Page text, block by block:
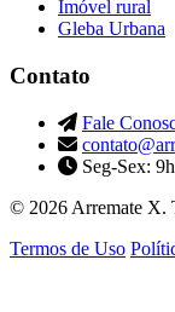
Imóvel rural
Gleba Urbana
Contato
Fale
Seg-Sex:
© 2026 Arremate X.
Termos de Uso